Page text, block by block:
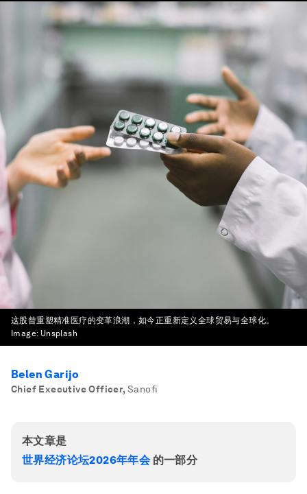
这股曾重塑精准医疗的变革浪潮，如今正重新定义全球贸易与全球化。
Image: Unsplash
Belen Garijo
Chief Executive Officer, Sanofi
本文章是
世界经济论坛2026年年会的一部分